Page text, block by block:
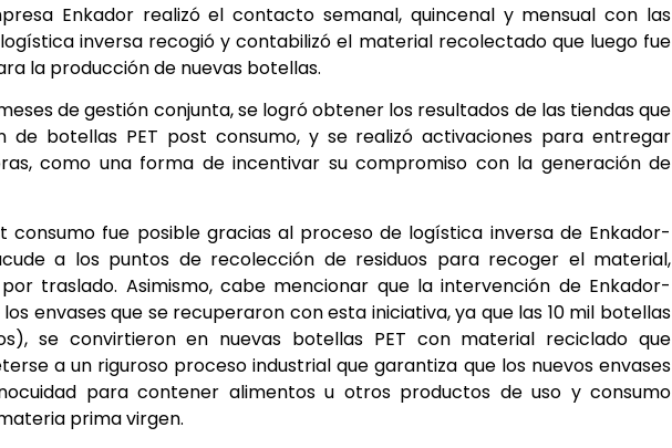
Enkador realizó el contacto semanal, quincenal y mensual con las
inversa recogió y contabilizó el material recolectado que luego fue
la producción de nuevas botellas.
de gestión conjunta, se logró obtener los resultados de las tiendas que
botellas PET post consumo, y se realizó activaciones para entregar
como una forma de incentivar su compromiso con la generación de
consumo fue posible gracias al proceso de logística inversa de Enkador-
a los puntos de recolección de residuos para recoger el material,
traslado. Asimismo, cabe mencionar que la intervención de Enkador-
envases que se recuperaron con esta iniciativa, ya que las 10 mil botellas
se convirtieron en nuevas botellas PET con material reciclado que
a un riguroso proceso industrial que garantiza que los nuevos envases
para contener alimentos u otros productos de uso y consumo
prima virgen.